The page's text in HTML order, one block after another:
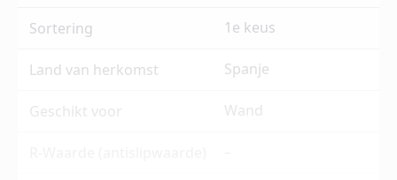
Sortering 1e keus
Land van herkomst Spanje
Geschikt voor Wand